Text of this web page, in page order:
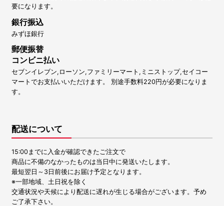
要になります。
銀行振込
みずほ銀行
郵便振替
コンビニ払い
セブンイレブン,ローソン,ファミリーマート,ミニストップ,セイコー
マートでお支払いいただけます。 別途手数料220円が必要になりま
す。
配送について
15:00までに入金が確認できたご注文で
商品に不備のなかったものは当日中に発送いたします。
最短翌日～3日前後にお届け予定となります。
※一部地域、土日祝を除く
交通状況や天候により配送に遅れが生じる場合がございます。予め
ご了承下さい。